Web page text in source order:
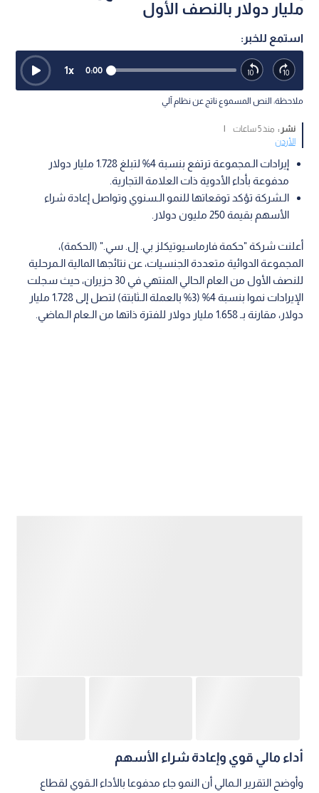
مليار دولار بالنصف الأول
استمع للخبر:
0:00
1x
ملاحظة: النص المسموع ناتج عن نظام آلي
نشر : منذ 5 ساعات
|
الأردن
إيرادات الـمجموعة ترتفع بنسبة 4% لتبلغ 1.728 مليار دولار
مدفوعة بأداء الأدوية ذات العلامة التجارية.
الـشركة تؤكد توقعاتها للنمو الـسنوي وتواصل إعادة شراء
الأسهم بقيمة 250 مليون دولار.
أعلنت شركة "حكمة فارماسيوتيكلز بي. إل. سي." (الحكمة)،
المجموعة الدوائية متعددة الجنسيات، عن نتائجها المالية الـمرحلية
للنصف الأول من العام الحالي المنتهي في 30 حزيران، حيث سجلت
الإيرادات نموا بنسبة 4% (3% بالعملة الـثابتة) لتصل إلى 1.728 مليار
دولار، مقارنة بـ 1.658 مليار دولار للفترة ذاتها من الـعام الـماضي.
أداء مالي قوي وإعادة شراء الأسهم
وأوضح التقرير الـمالي أن النمو جاء مدفوعا بالأداء الـقوي لقطاع